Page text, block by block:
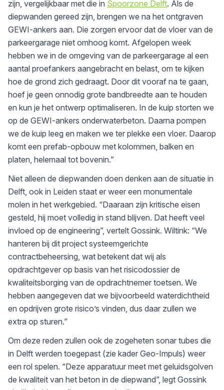
zijn, vergelijkbaar met die in Spoorzone Delft. Als de
diepwanden gereed zijn, brengen we na het ontgraven
GEWI-ankers aan. Die zorgen ervoor dat de vloer van de
parkeergarage niet omhoog komt. Afgelopen week
hebben we in de omgeving van de parkeergarage al een
aantal proefankers aangebracht en belast, om te kijken
hoe de grond zich gedraagt. Door dit vooraf na te gaan,
hoef je geen onnodig grote bandbreedte aan te houden
en kun je het ontwerp optimaliseren. In de kuip storten we
op de GEWI-ankers onderwaterbeton. Daarna pompen
we de kuip leeg en maken we ter plekke een vloer. Daarop
komt een prefab-opbouw met kolommen, balken en
platen, helemaal tot bovenin.”
Niet alleen de diepwanden doen denken aan de situatie in
Delft, ook in Leiden staat er weer een monumentale
molen in het werkgebied. “Daaraan zijn kritische eisen
gesteld, hij moet volledig in stand blijven. Dat heeft veel
invloed op de engineering”, vertelt Gossink. Wiltink: “We
hanteren bij dit project systeemgerichte
contractbeheersing, wat betekent dat wij als
opdrachtgever op basis van het risicodossier de
kwaliteitsborging van de opdrachtnemer toetsen. We
hebben aangegeven dat we bijvoorbeeld waterdichtheid
en opdrijven grote risico’s vinden, dus daar zullen we
extra op sturen.”
Om deze reden zullen ook de zogeheten sonar tubes die
in Delft werden toegepast (zie kader Geo-Impuls) weer
een rol spelen. “Deze apparatuur meet met geluidsgolven
de kwaliteit van het beton in de diepwand”, legt Gossink